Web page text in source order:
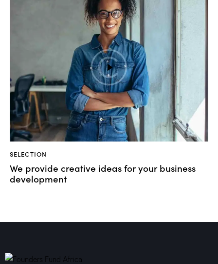
SELECTION
We provide creative ideas for your business
development